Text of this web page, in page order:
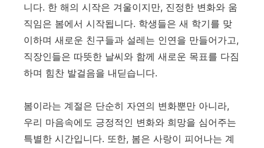
니다. 한 해의 시작은 겨울이지만, 진정한 변화와 움
직임은 봄에서 시작됩니다. 학생들은 새 학기를 맞
이하며 새로운 친구들과 설레는 인연을 만들어가고,
직장인들은 따뜻한 날씨와 함께 새로운 목표를 다짐
하며 힘찬 발걸음을 내딛습니다.
봄이라는 계절은 단순히 자연의 변화뿐만 아니라,
우리 마음속에도 긍정적인 변화와 희망을 심어주는
특별한 시간입니다. 또한, 봄은 사랑이 피어나는 계